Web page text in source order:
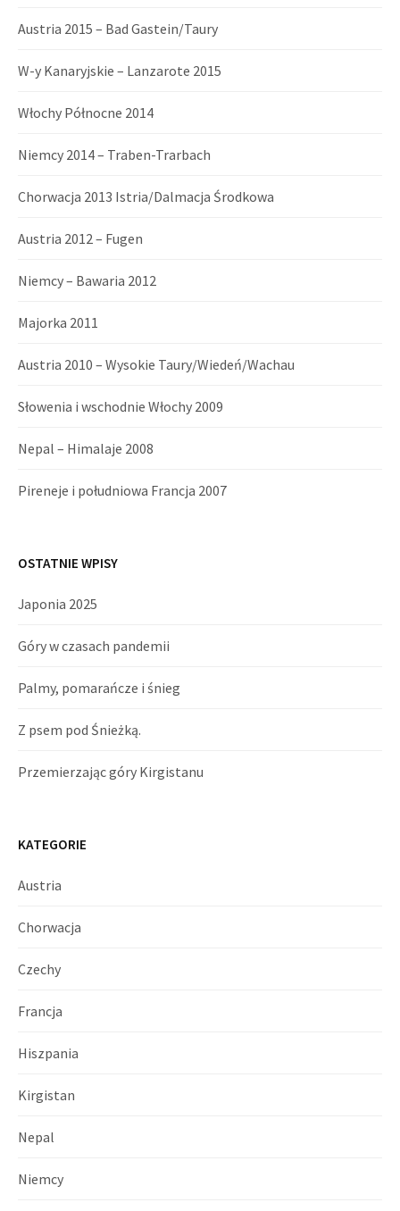
Austria 2015 – Bad Gastein/Taury
W-y Kanaryjskie – Lanzarote 2015
Włochy Północne 2014
Niemcy 2014 – Traben-Trarbach
Chorwacja 2013 Istria/Dalmacja Środkowa
Austria 2012 – Fugen
Niemcy – Bawaria 2012
Majorka 2011
Austria 2010 – Wysokie Taury/Wiedeń/Wachau
Słowenia i wschodnie Włochy 2009
Nepal – Himalaje 2008
Pireneje i południowa Francja 2007
OSTATNIE WPISY
Japonia 2025
Góry w czasach pandemii
Palmy, pomarańcze i śnieg
Z psem pod Śnieżką.
Przemierzając góry Kirgistanu
KATEGORIE
Austria
Chorwacja
Czechy
Francja
Hiszpania
Kirgistan
Nepal
Niemcy